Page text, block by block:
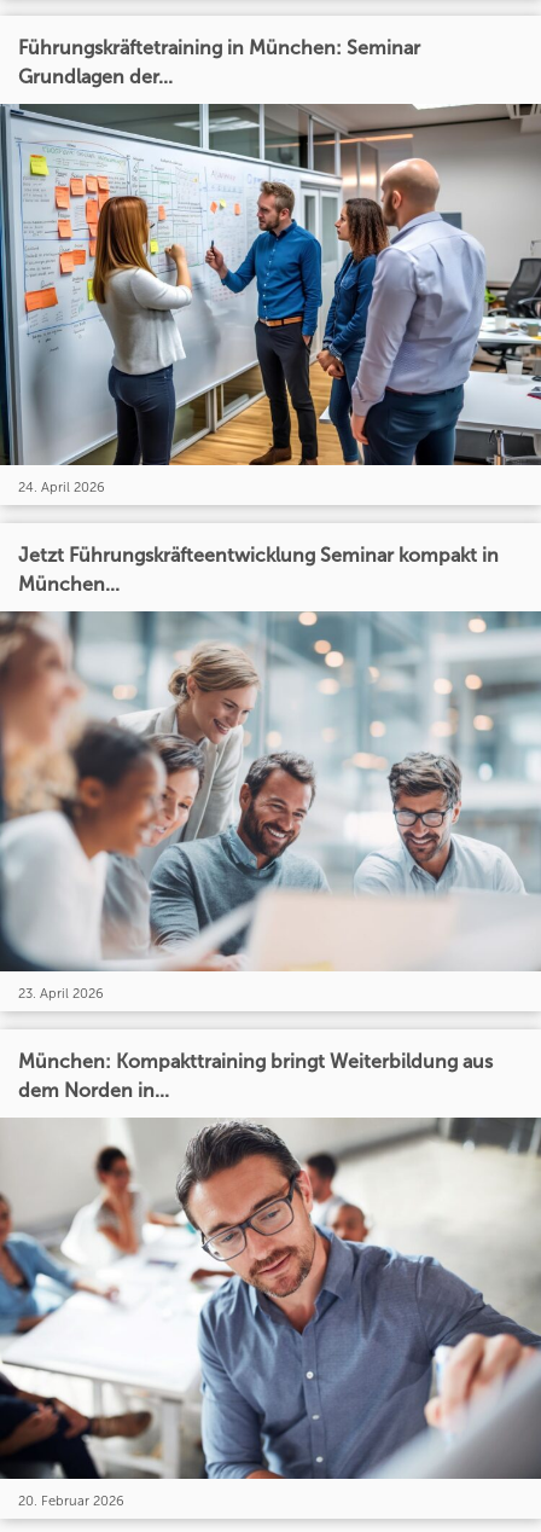
Führungskräftetraining in München: Seminar
Grundlagen der...
24. April 2026
Jetzt Führungskräfteentwicklung Seminar kompakt in
München...
23. April 2026
München: Kompakttraining bringt Weiterbildung aus
dem Norden in...
20. Februar 2026